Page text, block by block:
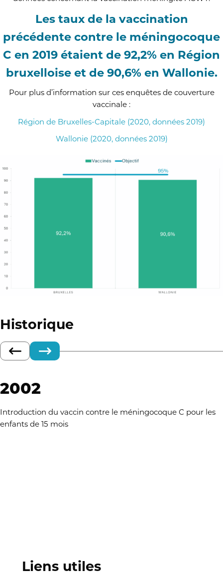
Les taux de la vaccination
précédente contre le méningocoque
C en 2019 étaient de 92,2% en Région
bruxelloise et de 90,6% en Wallonie.
Pour plus d’information sur ces enquêtes de couverture
vaccinale :
Région de Bruxelles-Capitale (2020, données 2019)
Wallonie (2020, données 2019)
Historique
2002
Introduction du vaccin contre le méningocoque C pour les
enfants de 15 mois
Liens utiles